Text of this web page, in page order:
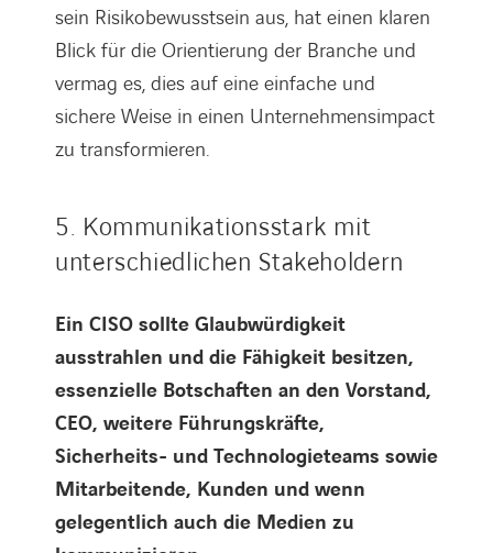
sein Risikobewusstsein aus, hat einen klaren
Blick für die Orientierung der Branche und
vermag es, dies auf eine einfache und
sichere Weise in einen Unternehmensimpact
zu transformieren.
5. Kommunikationsstark mit
unterschiedlichen Stakeholdern
Ein CISO sollte Glaubwürdigkeit
ausstrahlen und die Fähigkeit besitzen,
essenzielle Botschaften an den Vorstand,
CEO, weitere Führungskräfte,
Sicherheits- und Technologieteams sowie
Mitarbeitende, Kunden und wenn
gelegentlich auch die Medien zu